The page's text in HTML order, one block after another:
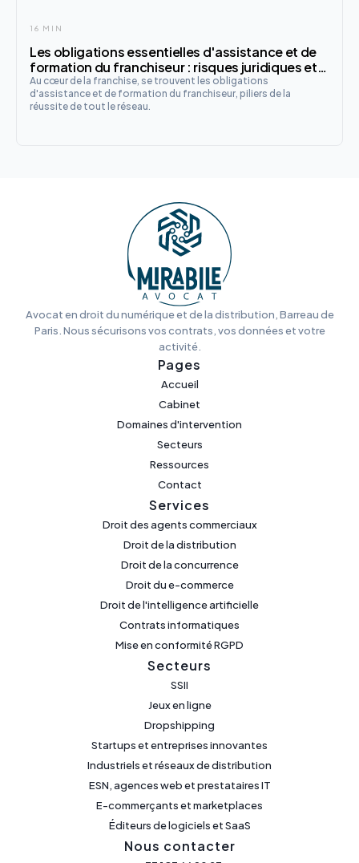
16 MIN
Les obligations essentielles d'assistance et de
formation du franchiseur : risques juridiques et
bonnes pratiques
Au cœur de la franchise, se trouvent les obligations
d'assistance et de formation du franchiseur, piliers de la
réussite de tout le réseau.
Avocat en droit du numérique et de la distribution, Barreau de
Paris. Nous sécurisons vos contrats, vos données et votre
activité.
Pages
Accueil
Cabinet
Domaines d'intervention
Secteurs
Ressources
Contact
Services
Droit des agents commerciaux
Droit de la distribution
Droit de la concurrence
Droit du e-commerce
Droit de l'intelligence artificielle
Contrats informatiques
Mise en conformité RGPD
Secteurs
SSII
Jeux en ligne
Dropshipping
Startups et entreprises innovantes
Industriels et réseaux de distribution
ESN, agences web et prestataires IT
E-commerçants et marketplaces
Éditeurs de logiciels et SaaS
Nous contacter